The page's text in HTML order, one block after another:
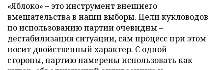
«Яблоко» – это инструмент внешнего
вмешательства в наши выборы. Цели кукловодов
по использованию партии очевидны –
дестабилизация ситуации, сам процесс при этом
носит двойственный характер. С одной
стороны, партию намерены использовать как